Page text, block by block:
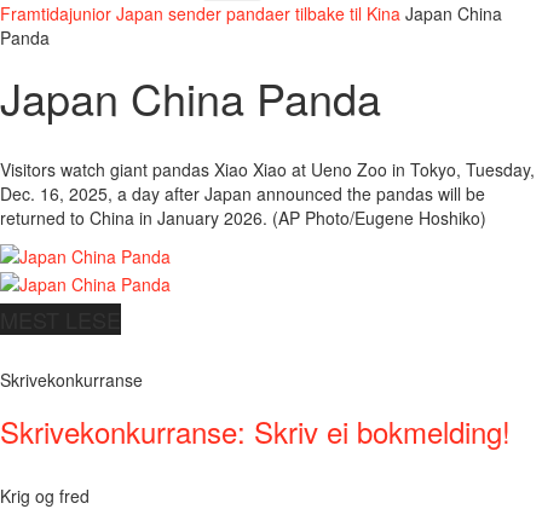
Framtidajunior Japan sender pandaer tilbake til Kina Japan China
Panda
Japan China Panda
Visitors watch giant pandas Xiao Xiao at Ueno Zoo in Tokyo, Tuesday,
Dec. 16, 2025, a day after Japan announced the pandas will be
returned to China in January 2026. (AP Photo/Eugene Hoshiko)
Skrivekonkurranse
Skrivekonkurranse: Skriv ei bokmelding!
Krig og fred